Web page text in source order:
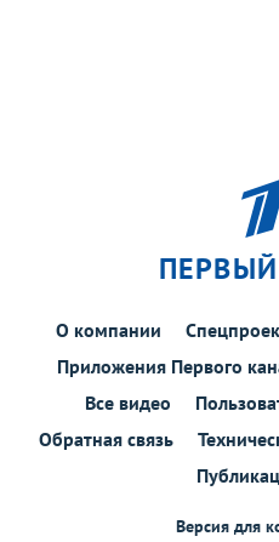
О компании
Приложения Первого
Все видео
Обратная связь
Версия для